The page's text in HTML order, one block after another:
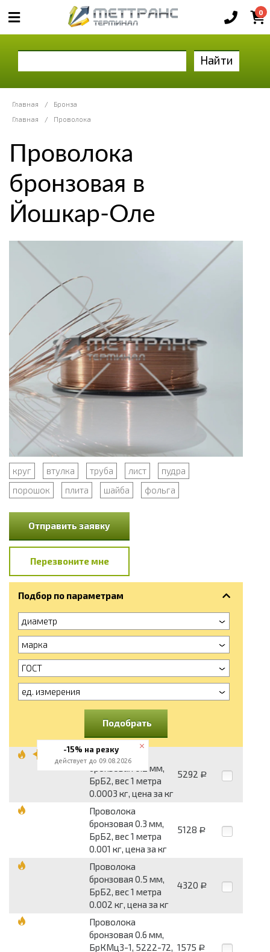
0
Найти
Главная /
Бронза
Главная
/ Проволока
Проволока
бронзовая в
Йошкар-Оле
круг втулка труба лист
пудра
порошок
плита шайба фольга
Отправить заявку
Перезвоните мне
Подбор по параметрам
диаметр
марка
ГОСТ
ед. измерения
Подобрать
Проволока
бронзовая 0.2 мм,
БрБ2, вес 1 метра
0.0003 кг, цена за кг
5292 Р
Проволока
бронзовая 0.3 мм,
БрБ2, вес 1 метра
0.001 кг, цена за кг
5128 Р
Проволока
бронзовая 0.5 мм,
БрБ2, вес 1 метра
0.002 кг, цена за кг
4320 Р
Проволока
бронзовая 0.6 мм,
БрКМц3-1, 5222-72, 1575 Р
-15% на резку
действует до 09.08.2026